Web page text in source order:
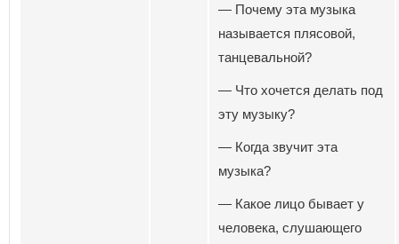
— Почему эта музыка
называется плясовой,
танцевальной?
— Что хочется делать под
эту музыку?
— Когда звучит эта
музыка?
— Какое лицо бывает у
человека, слушающего